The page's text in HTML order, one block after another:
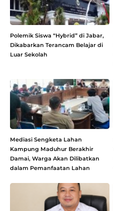
Polemik Siswa “Hybrid” di Jabar,
Dikabarkan Terancam Belajar di
Luar Sekolah
Mediasi Sengketa Lahan
Kampung Maduhur Berakhir
Damai, Warga Akan Dilibatkan
dalam Pemanfaatan Lahan